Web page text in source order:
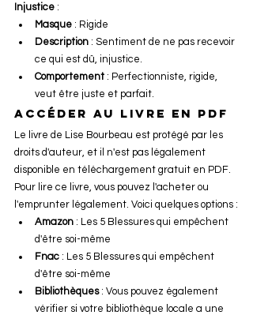
Injustice :
Masque : Rigide
Description : Sentiment de ne pas recevoir
ce qui est dû, injustice.
Comportement : Perfectionniste, rigide,
veut être juste et parfait.
Accéder au Livre en PDF
Le livre de Lise Bourbeau est protégé par les
droits d'auteur, et il n'est pas légalement
disponible en téléchargement gratuit en PDF.
Pour lire ce livre, vous pouvez l'acheter ou
l'emprunter légalement. Voici quelques options :
Amazon : Les 5 Blessures qui empêchent
d'être soi-même
Fnac : Les 5 Blessures qui empêchent
d'être soi-même
Bibliothèques : Vous pouvez également
vérifier si votre bibliothèque locale a une